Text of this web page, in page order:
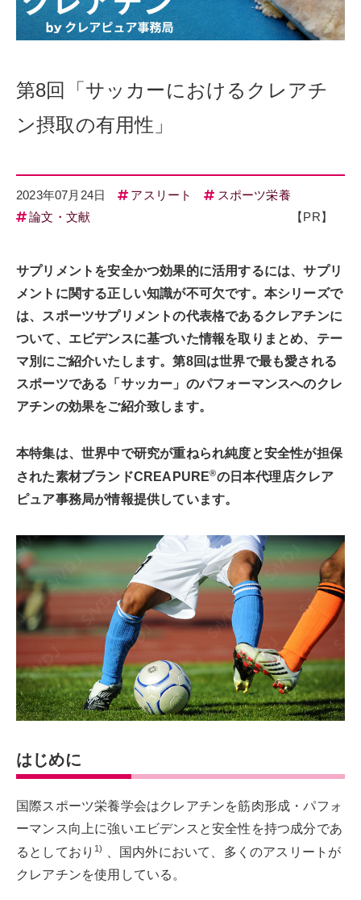
第8回「サッカーにおけるクレアチ
ン摂取の有用性」
2023年07月24日 アスリート
スポーツ栄養
論文・文献
【PR】
サプリメントを安全かつ効果的に活用するには、サプリ
メントに関する正しい知識が不可欠です。本シリーズで
は、スポーツサプリメントの代表格であるクレアチンに
ついて、エビデンスに基づいた情報を取りまとめ、テー
マ別にご紹介いたします。第8回は世界で最も愛される
スポーツである「サッカー」のパフォーマンスへのクレ
アチンの効果をご紹介致します。
本特集は、世界中で研究が重ねられ純度と安全性が担保
された素材ブランドCREAPURE®の日本代理店クレア
ピュア事務局が情報提供しています。
はじめに
国際スポーツ栄養学会はクレアチンを筋肉形成・パフォ
ーマンス向上に強いエビデンスと安全性を持つ成分であ
るとしており1)
、国内外において、多くのアスリートが
クレアチンを使用している。